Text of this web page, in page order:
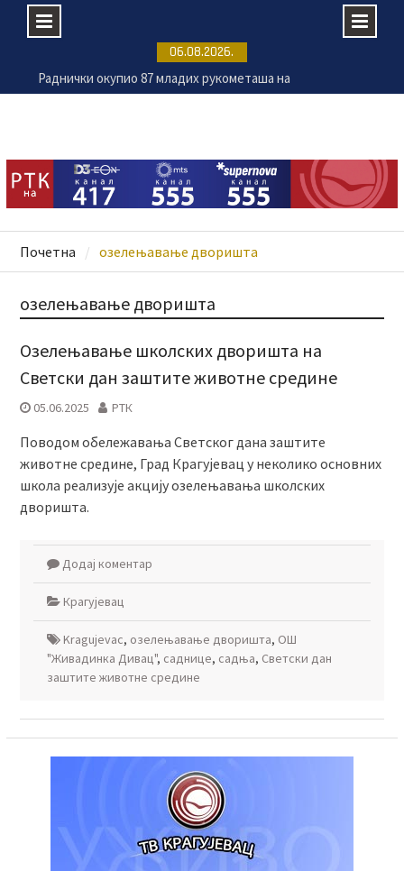
content
06.08.2026.
Раднички окупио 87 младих рукометаша на
летњем кампу
Институт за информационе технологије добио
новог директора
Нови корак ка сарадњи Крагујевца и кинеске
Почетна озелењавање дворишта
озелењавање дворишта
Озелењавање школских дворишта на
Светски дан заштите животне средине
05.06.2025 РТК
Поводом обележавања Светског дана заштите
животне средине, Град Крагујевац у неколико основних
школа реализује акцију озелењавања школских
дворишта.
Додај коментар
Крагујевац
Kragujevac, озелењавање дворишта, ОШ
"Живадинка Дивац", саднице, садња, Светски дан
заштите животне средине